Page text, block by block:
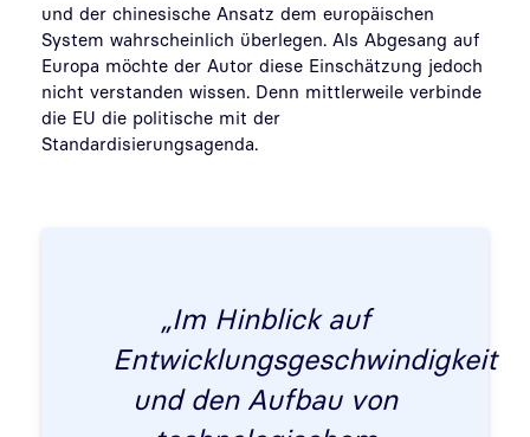
und der chinesische Ansatz dem europäischen
System wahrscheinlich überlegen. Als Abgesang auf
Europa möchte der Autor diese Einschätzung jedoch
nicht verstanden wissen. Denn mittlerweile verbinde
die EU die politische mit der
Standardisierungsagenda.
„Im Hinblick auf
Entwicklungsgeschwindigkeit
und den Aufbau von